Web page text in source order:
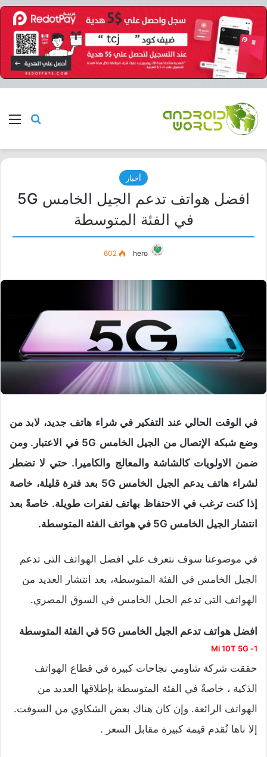
بحث
أخبار
افضل هواتف تدعم الجيل الخامس 5G
في الفئة المتوسطة
hero
602
في الوقت الحالي عند التفكير في شراء هاتف جديد، لابد من
وضع شبكة الإتصال من الجيل الخامس 5G في الاعتبار. ومن
ضمن الاولويات كالشاشة والمعالج والكاميرا. حتي لا تضطر
لشراء هاتف يدعم الجيل الخامس 5G بعد فترة قليلة، خاصة
إذا كنت ترغب في الاحتفاظ بهاتف لفترات طويلة. خاصةً بعد
انتشار الجيل الخامس 5G في هواتف الفئة المتوسطة.
في موضوعنا سوف نتعرف علي افضل الهواتف التى تدعم
الجيل الخامس في الفئة المتوسطة، بعد انتشار العديد من
الهواتف التى تدعم الجيل الخامس في السوق المصري.
افضل هواتف تدعم الجيل الخامس 5G في الفئة المتوسطة
1- Mi 10T 5G
حققت شركة شاومي نجاحات كبيرة في قطاع الهواتف
الذكية ، خاصةً في الفئة المتوسطة بإطلاقها العديد من
الهواتف الرائعة. وإن كان هناك بعض الشكاوي من السوفت.
إلا ناها تُقدم قيمة كبيرة مقابل السعر .